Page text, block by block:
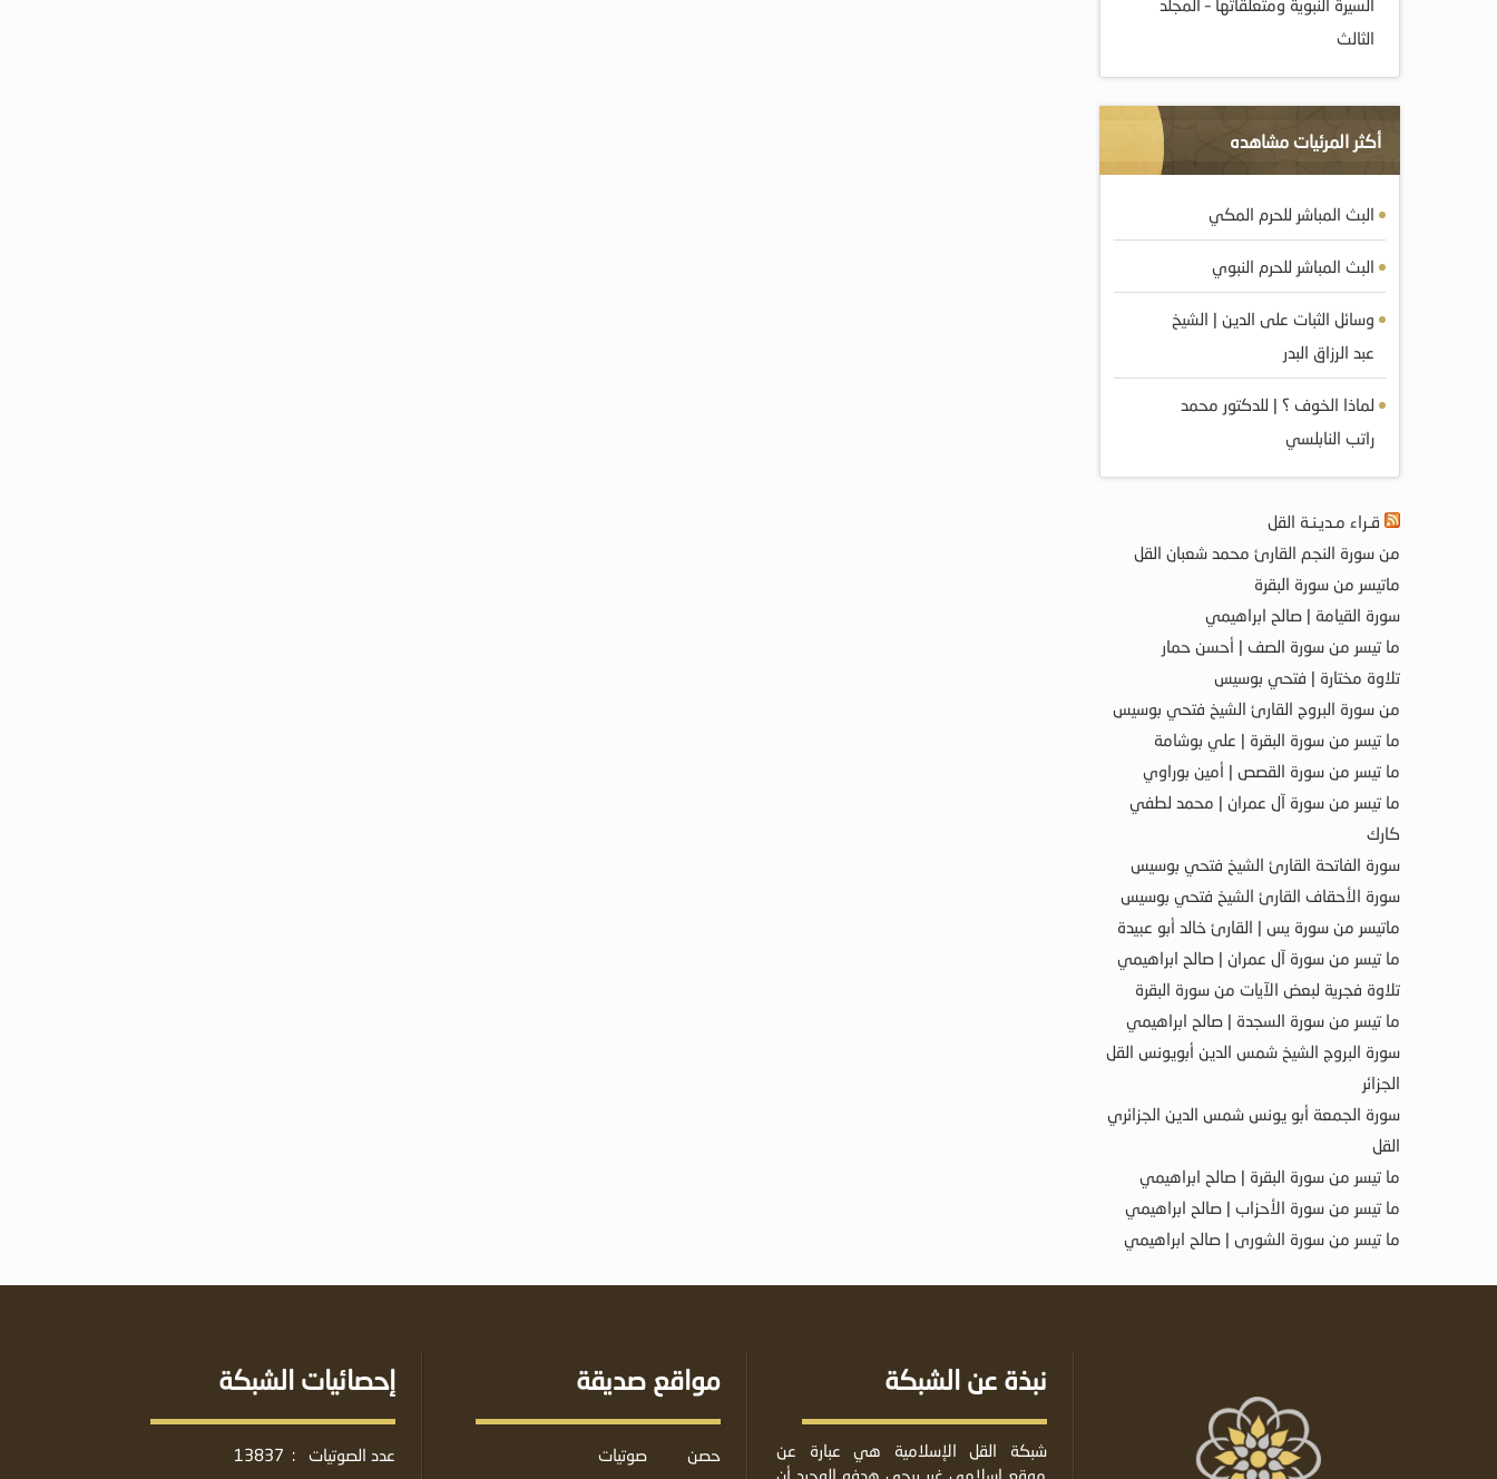
السيرة النبوية ومتعلقاتها – المجلد
الثالث
أكثر المرئيات مشاهده
البث المباشر للحرم المكي
البث المباشر للحرم النبوي
وسائل الثبات على الدين | الشيخ
عبد الرزاق البدر
لماذا الخوف ؟ | للدكتور محمد
راتب النابلسي
قـراء مـديـنـة القل
من سورة النجم القارئ محمد شعبان القل
ماتيسر من سورة البقرة
سورة القيامة | صالح ابراهيمي
ما تيسر من سورة الصف | أحسن حمار
تلاوة مختارة | فتحي بوسيس
من سورة البروج القارئ الشيخ فتحي بوسيس
ما تيسر من سورة البقرة | علي بوشامة
ما تيسر من سورة القصص | أمين بوراوي
ما تيسر من سورة آل عمران | محمد لطفي
كارك
سورة الفاتحة القارئ الشيخ فتحي بوسيس
سورة الأحقاف القارئ الشيخ فتحي بوسيس
ماتيسر من سورة يس | القارئ خالد أبو عبيدة
ما تيسر من سورة آل عمران | صالح ابراهيمي
تلاوة فجرية لبعض الآيات من سورة البقرة
ما تيسر من سورة السجدة | صالح ابراهيمي
سورة البروج الشيخ شمس الدين أبويونس القل
الجزائر
سورة الجمعة أبو يونس شمس الدين الجزائري
القل
ما تيسر من سورة البقرة | صالح ابراهيمي
ما تيسر من سورة الأحزاب | صالح ابراهيمي
ما تيسر من سورة الشورى | صالح ابراهيمي
نبذة عن الشبكة
شبكة القل الإسلامية هي عبارة عن
موقع إسلامي غير ربحي هدفه الوحيد أن
مواقع صديقة
حصن
صوتيات
إحصائيات الشبكة
عدد الصوتيات :
13837